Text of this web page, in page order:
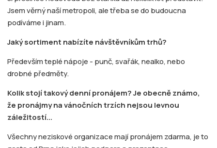
Jsem věrný naší metropoli, ale třeba se do budoucna
podíváme i jinam.
Jaký sortiment nabízíte návštěvníkům trhů?
Především teplé nápoje - punč, svařák, nealko, nebo
drobné předměty.
Kolik stojí takový denní pronájem? Je obecně známo,
že pronájmy na vánočních trzích nejsou levnou
záležitostí...
Všechny neziskové organizace mají pronájem zdarma, je to